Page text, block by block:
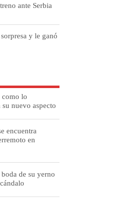
ante Serbia
y le ganó
como lo
nuevo aspecto
encuentra
en
de su yerno